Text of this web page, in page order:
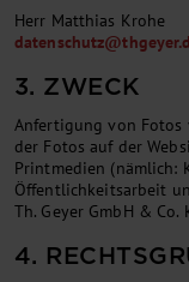
Herr Matthias Krohe
datenschutz@
3. ZWECK
Anfertigung von Fotos
der Fotos auf der
Printmedien (nämlich:
Öffentlichkeitsarbeit
Th. Geyer GmbH & Co.
4.